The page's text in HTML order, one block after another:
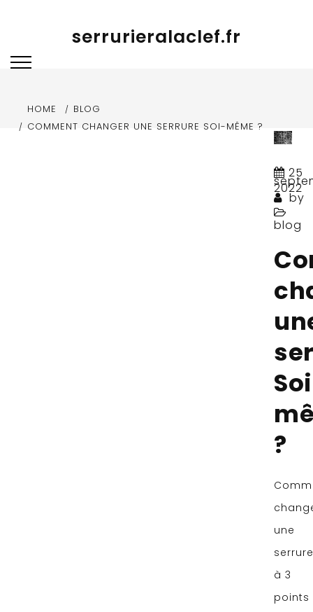
serrurieralaclef.fr
HOME
BLOG
COMMENT CHANGER UNE SERRURE SOI-MÊME ?
25
2022
by
blog
?
une
serrure
à 3
points